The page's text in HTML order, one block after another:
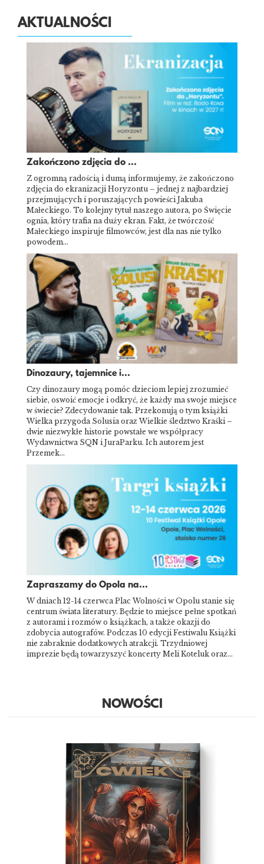
AKTUALNOŚCI
Zakończono zdjęcia do ...
Z ogromną radością i dumą informujemy, że zakończono
zdjęcia do ekranizacji Horyzontu – jednej z najbardziej
przejmujących i poruszających powieści Jakuba
Małeckiego. To kolejny tytuł naszego autora, po Święcie
ognia, który trafia na duży ekran. Fakt, że twórczość
Małeckiego inspiruje filmowców, jest dla nas nie tylko
powodem…
Dinozaury, tajemnice i...
Czy dinozaury mogą pomóc dzieciom lepiej zrozumieć
siebie, oswoić emocje i odkryć, że każdy ma swoje miejsce
w świecie? Zdecydowanie tak. Przekonują o tym książki
Wielka przygoda Solusia oraz Wielkie śledztwo Kraśki –
dwie niezwykłe historie powstałe we współpracy
Wydawnictwa SQN i JuraParku. Ich autorem jest
Przemek…
Zapraszamy do Opola na...
W dniach 12-14 czerwca Plac Wolności w Opolu stanie się
centrum świata literatury. Będzie to miejsce pełne spotkań
z autorami i rozmów o książkach, a także okazji do
zdobycia autografów. Podczas 10 edycji Festiwalu Książki
nie zabraknie dodatkowych atrakcji. Trzydniowej
imprezie będą towarzyszyć koncerty Meli Koteluk oraz…
NOWOŚCI